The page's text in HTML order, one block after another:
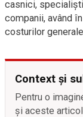
casnici,
companii, având
costurilor
Context și
Pentru o
și aceste